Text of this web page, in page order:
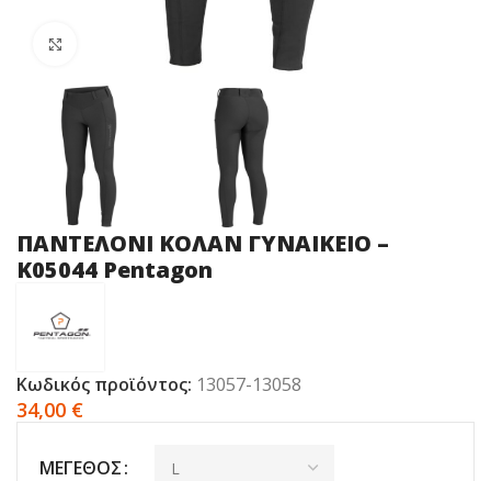
Click to enlarge
ΠΑΝΤΕΛΟΝΙ ΚΟΛΑΝ ΓΥΝΑΙΚΕΙΟ –
Κ05044 Pentagon
Κωδικός προϊόντος: 13057-13058
34,00 €
ΜΈΓΕΘΟΣ